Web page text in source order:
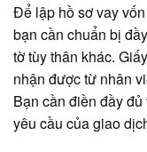
Để lập hồ sơ vay
bạn cần chuẩn bị
tờ tùy thân khác.
nhận được từ nhân
Bạn cần điền đầy
yêu cầu của giao